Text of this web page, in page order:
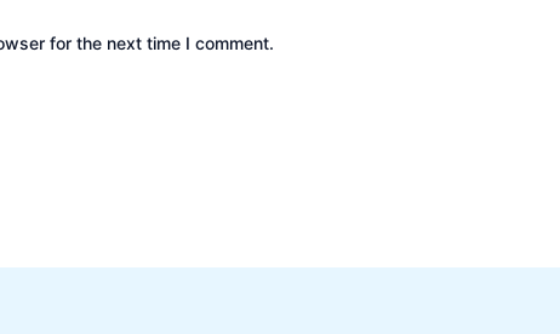
for the next time I comment.